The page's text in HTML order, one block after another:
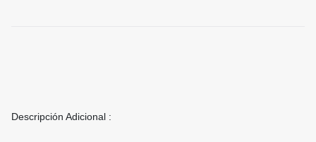
Descripción Adicional :